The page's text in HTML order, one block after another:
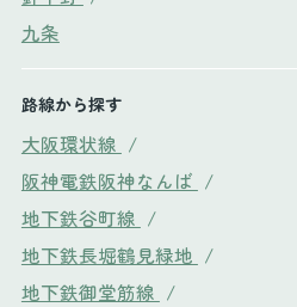
九条
路線から探す
大阪環状線 /
阪神電鉄阪神なんば /
地下鉄谷町線 /
地下鉄長堀鶴見緑地 /
地下鉄御堂筋線 /